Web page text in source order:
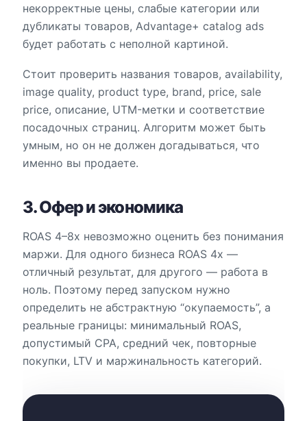
некорректные цены, слабые категории или
дубликаты товаров, Advantage+ catalog ads
будет работать с неполной картиной.
Стоит проверить названия товаров, availability,
image quality, product type, brand, price, sale
price, описание, UTM-метки и соответствие
посадочных страниц. Алгоритм может быть
умным, но он не должен догадываться, что
именно вы продаете.
3. Офер и экономика
ROAS 4–8x невозможно оценить без понимания
маржи. Для одного бизнеса ROAS 4x —
отличный результат, для другого — работа в
ноль. Поэтому перед запуском нужно
определить не абстрактную “окупаемость”, а
реальные границы: минимальный ROAS,
допустимый CPA, средний чек, повторные
покупки, LTV и маржинальность категорий.